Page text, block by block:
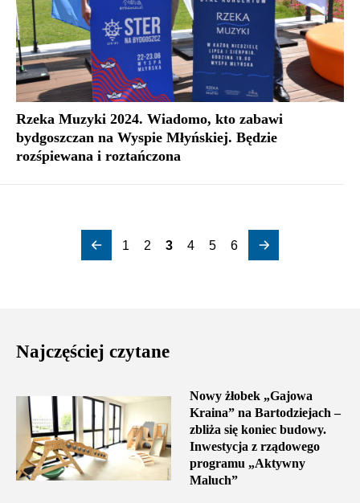
Rzeka Muzyki 2024. Wiadomo, kto zabawi
bydgoszczan na Wyspie Młyńskiej. Będzie
rozśpiewana i roztańczona
1 2 3 4 5 6
Najczęściej czytane
Nowy żłobek „Gajowa
Kraina” na Bartodziejach –
zbliża się koniec budowy.
Inwestycja z rządowego
programu „Aktywny
Maluch”